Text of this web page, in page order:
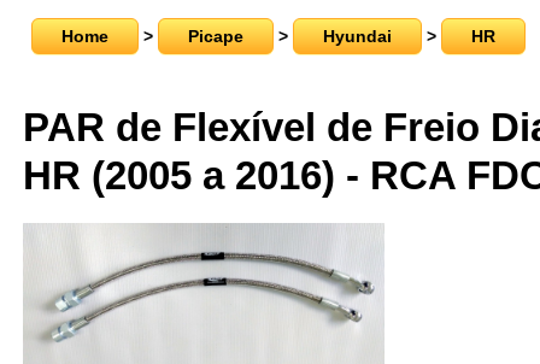
Home > Picape > Hyundai > HR
PAR de Flexível de Freio
HR (2005 a 2016) - RCA